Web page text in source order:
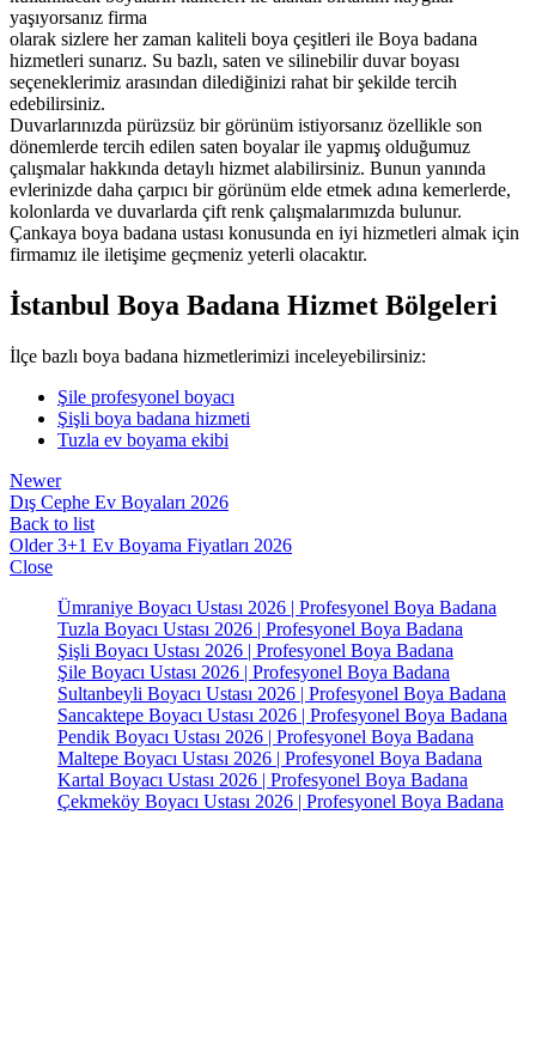
yaşıyorsanız firma
olarak sizlere her zaman kaliteli boya çeşitleri ile Boya badana
hizmetleri sunarız. Su bazlı, saten ve silinebilir duvar boyası
seçeneklerimiz arasından dilediğinizi rahat bir şekilde tercih
edebilirsiniz.
Duvarlarınızda pürüzsüz bir görünüm istiyorsanız özellikle son
dönemlerde tercih edilen saten boyalar ile yapmış olduğumuz
çalışmalar hakkında detaylı hizmet alabilirsiniz. Bunun yanında
evlerinizde daha çarpıcı bir görünüm elde etmek adına kemerlerde,
kolonlarda ve duvarlarda çift renk çalışmalarımızda bulunur.
Çankaya boya badana ustası konusunda en iyi hizmetleri almak için
firmamız ile iletişime geçmeniz yeterli olacaktır.
İstanbul Boya Badana Hizmet Bölgeleri
İlçe bazlı boya badana hizmetlerimizi inceleyebilirsiniz:
Şile profesyonel boyacı
Şişli boya badana hizmeti
Tuzla ev boyama ekibi
Newer
Dış Cephe Ev Boyaları 2026
Back to list
Older 3+1 Ev Boyama Fiyatları 2026
Close
Ümraniye Boyacı Ustası 2026 | Profesyonel Boya Badana
Tuzla Boyacı Ustası 2026 | Profesyonel Boya Badana
Şişli Boyacı Ustası 2026 | Profesyonel Boya Badana
Şile Boyacı Ustası 2026 | Profesyonel Boya Badana
Sultanbeyli Boyacı Ustası 2026 | Profesyonel Boya Badana
Sancaktepe Boyacı Ustası 2026 | Profesyonel Boya Badana
Pendik Boyacı Ustası 2026 | Profesyonel Boya Badana
Maltepe Boyacı Ustası 2026 | Profesyonel Boya Badana
Kartal Boyacı Ustası 2026 | Profesyonel Boya Badana
Çekmeköy Boyacı Ustası 2026 | Profesyonel Boya Badana